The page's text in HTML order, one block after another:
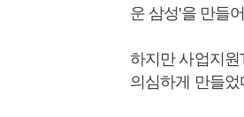
운 삼성'을 만들
하지만 사업지
의심하게 만들었